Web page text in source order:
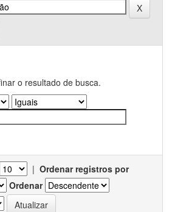
o resultado de busca.
| Ordenar registros por
Ordenar